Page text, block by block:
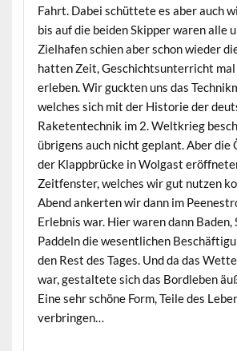
Fahrt. Dabei schüttete es aber auch
bis auf die beiden Skipper waren alle
Zielhafen schien aber schon wieder
hatten Zeit, Geschichtsunterricht mal
erleben. Wir guckten uns das
welches sich mit der Historie der
Raketentechnik im 2. Weltkrieg
übrigens auch nicht geplant. Aber die
der Klappbrücke in Wolgast
Zeitfenster, welches wir gut nutzen
Abend ankerten wir dann im
Erlebnis war. Hier waren dann Baden,
Paddeln die wesentlichen
den Rest des Tages. Und da das
war, gestaltete sich das Bordleben
Eine sehr schöne Form, Teile des
verbringen…